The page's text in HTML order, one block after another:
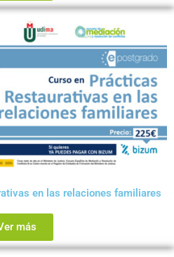
en las relaciones familiares
más